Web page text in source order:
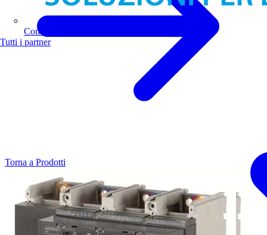
Comoli Ferrari
Tutti i partner
Torna a Prodotti